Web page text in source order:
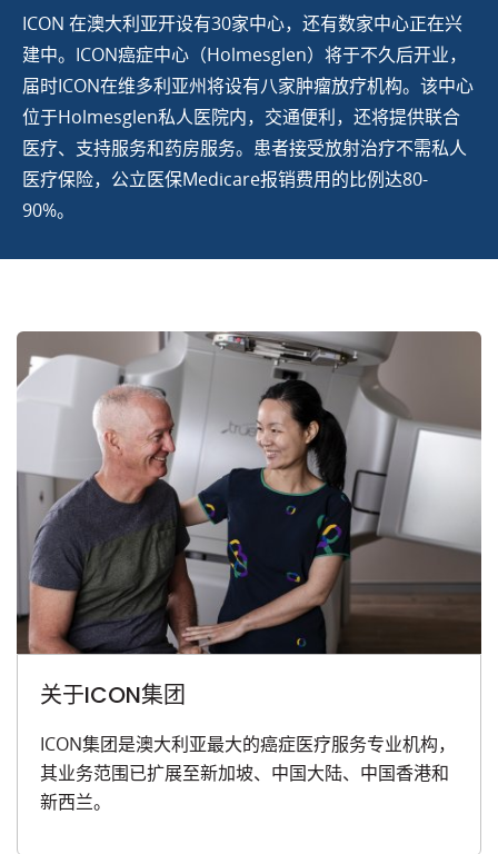
ICON 在澳大利亚开设有30家中心，还有数家中心正在兴
建中。ICON癌症中心（Holmesglen）将于不久后开业，
届时ICON在维多利亚州将设有八家肿瘤放疗机构。该中心
位于Holmesglen私人医院内，交通便利，还将提供联合
医疗、支持服务和药房服务。患者接受放射治疗不需私人
医疗保险，公立医保Medicare报销费用的比例达80-
90%。
关于ICON集团
ICON集团是澳大利亚最大的癌症医疗服务专业机构，
其业务范围已扩展至新加坡、中国大陆、中国香港和
新西兰。